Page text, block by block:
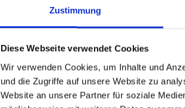
Zustimmung
Diese Webseite verwendet Cookies
Wir verwenden Cookies, um Inhalte und
und die Zugriffe auf unsere Website zu
Website an unsere Partner für soziale